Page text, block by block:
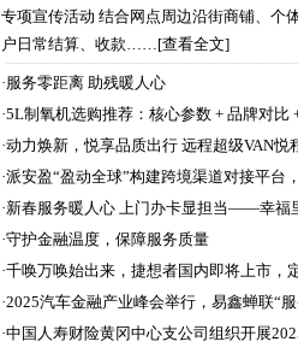
专项宣传活动 结合网点周边沿街商铺、个
户日常结算、收款……[查看全文]
·服务零距离 助残暖人心
·5L制氧机选购推荐：核心参数 + 品牌对比
·动力焕新，悦享品质出行 远程超级VAN
·派安盈“盈动全球”构建跨境渠道对接平台
·新春服务暖人心 上门办卡显担当——幸
·守护金融温度，保障服务质量
·千唤万唤始出来，捷想者国内即将上市，
·2025汽车金融产业峰会举行，易鑫蝉联“
·中国人寿财险黄冈中心支公司组织开展